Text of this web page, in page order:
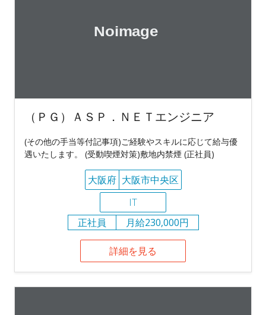
（ＰＧ）ＡＳＰ．ＮＥＴエンジニア
(その他の手当等付記事項)ご経験やスキルに応じて給与優
遇いたします。 (受動喫煙対策)敷地内禁煙 (正社員)
大阪府 大阪市中央区
IT
正社員
月給230,000円
詳細を見る